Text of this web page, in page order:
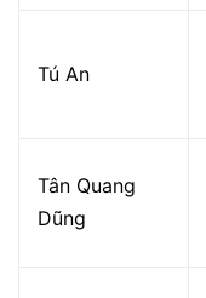
Tú An
Tân Quang
Dũng